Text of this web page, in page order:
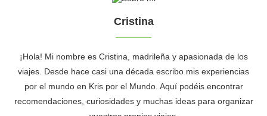
Cristina
¡Hola! Mi nombre es Cristina, madrileña y apasionada de los
viajes. Desde hace casi una década escribo mis experiencias
por el mundo en Kris por el Mundo. Aquí podéis encontrar
recomendaciones, curiosidades y muchas ideas para organizar